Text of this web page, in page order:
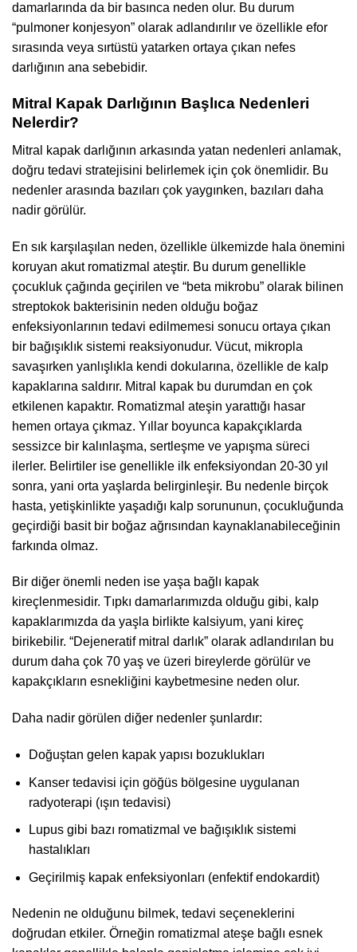
damarlarında da bir basınca neden olur. Bu durum
“pulmoner konjesyon” olarak adlandırılır ve özellikle efor
sırasında veya sırtüstü yatarken ortaya çıkan nefes
darlığının ana sebebidir.
Mitral Kapak Darlığının Başlıca Nedenleri
Nelerdir?
Mitral kapak darlığının arkasında yatan nedenleri anlamak,
doğru tedavi stratejisini belirlemek için çok önemlidir. Bu
nedenler arasında bazıları çok yaygınken, bazıları daha
nadir görülür.
En sık karşılaşılan neden, özellikle ülkemizde hala önemini
koruyan akut romatizmal ateştir. Bu durum genellikle
çocukluk çağında geçirilen ve “beta mikrobu” olarak bilinen
streptokok bakterisinin neden olduğu boğaz
enfeksiyonlarının tedavi edilmemesi sonucu ortaya çıkan
bir bağışıklık sistemi reaksiyonudur. Vücut, mikropla
savaşırken yanlışlıkla kendi dokularına, özellikle de kalp
kapaklarına saldırır. Mitral kapak bu durumdan en çok
etkilenen kapaktır. Romatizmal ateşin yarattığı hasar
hemen ortaya çıkmaz. Yıllar boyunca kapakçıklarda
sessizce bir kalınlaşma, sertleşme ve yapışma süreci
ilerler. Belirtiler ise genellikle ilk enfeksiyondan 20-30 yıl
sonra, yani orta yaşlarda belirginleşir. Bu nedenle birçok
hasta, yetişkinlikte yaşadığı kalp sorununun, çocukluğunda
geçirdiği basit bir boğaz ağrısından kaynaklanabileceğinin
farkında olmaz.
Bir diğer önemli neden ise yaşa bağlı kapak
kireçlenmesidir. Tıpkı damarlarımızda olduğu gibi, kalp
kapaklarımızda da yaşla birlikte kalsiyum, yani kireç
birikebilir. “Dejeneratif mitral darlık” olarak adlandırılan bu
durum daha çok 70 yaş ve üzeri bireylerde görülür ve
kapakçıkların esnekliğini kaybetmesine neden olur.
Daha nadir görülen diğer nedenler şunlardır:
Doğuştan gelen kapak yapısı bozuklukları
Kanser tedavisi için göğüs bölgesine uygulanan
radyoterapi (ışın tedavisi)
Lupus gibi bazı romatizmal ve bağışıklık sistemi
hastalıkları
Geçirilmiş kapak enfeksiyonları (enfektif endokardit)
Nedenin ne olduğunu bilmek, tedavi seçeneklerini
doğrudan etkiler. Örneğin romatizmal ateşe bağlı esnek